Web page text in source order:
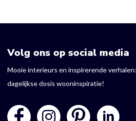
Volg ons op social media
Mooie interieurs en inspirerende
dagelijkse dosis wooninspiratie!